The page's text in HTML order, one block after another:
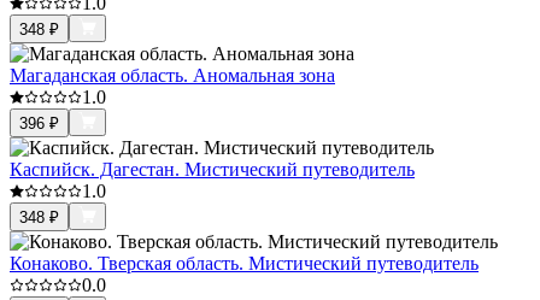
348 ₽
Магаданская область. Аномальная зона
1.0
396 ₽
Каспийск. Дагестан. Мистический путеводитель
1.0
348 ₽
Конаково. Тверская область. Мистический путеводитель
0.0